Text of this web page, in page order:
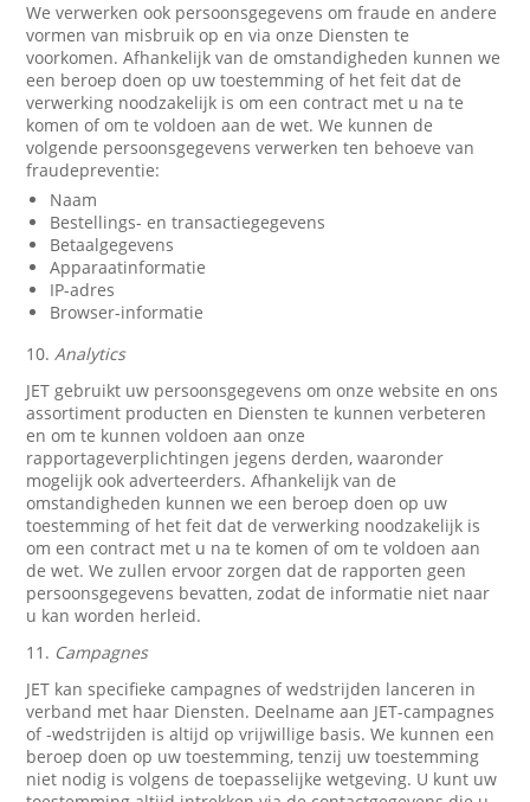
We verwerken ook persoonsgegevens om fraude en andere
vormen van misbruik op en via onze Diensten te
voorkomen. Afhankelijk van de omstandigheden kunnen we
een beroep doen op uw toestemming of het feit dat de
verwerking noodzakelijk is om een contract met u na te
komen of om te voldoen aan de wet. We kunnen de
volgende persoonsgegevens verwerken ten behoeve van
fraudepreventie:
Naam
Bestellings- en transactiegegevens
Betaalgegevens
Apparaatinformatie
IP-adres
Browser-informatie
10.Analytics
JET gebruikt uw persoonsgegevens om onze website en ons
assortiment producten en Diensten te kunnen verbeteren
en om te kunnen voldoen aan onze
rapportageverplichtingen jegens derden, waaronder
mogelijk ook adverteerders. Afhankelijk van de
omstandigheden kunnen we een beroep doen op uw
toestemming of het feit dat de verwerking noodzakelijk is
om een contract met u na te komen of om te voldoen aan
de wet. We zullen ervoor zorgen dat de rapporten geen
persoonsgegevens bevatten, zodat de informatie niet naar
u kan worden herleid.
11. Campagnes
JET kan specifieke campagnes of wedstrijden lanceren in
verband met haar Diensten. Deelname aan JET-campagnes
of -wedstrijden is altijd op vrijwillige basis. We kunnen een
beroep doen op uw toestemming, tenzij uw toestemming
niet nodig is volgens de toepasselijke wetgeving. U kunt uw